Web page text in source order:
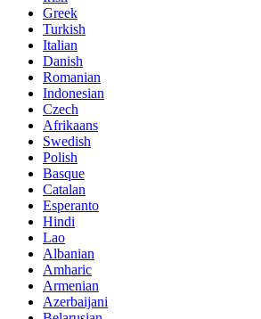
Greek
Turkish
Italian
Danish
Romanian
Indonesian
Czech
Afrikaans
Swedish
Polish
Basque
Catalan
Esperanto
Hindi
Lao
Albanian
Amharic
Armenian
Azerbaijani